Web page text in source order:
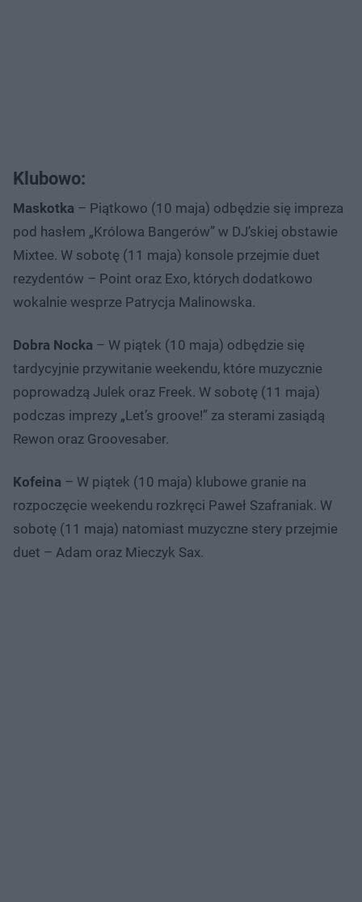
Klubowo:
Maskotka – Piątkowo (10 maja) odbędzie się impreza
pod hasłem „Królowa Bangerów” w DJ’skiej obstawie
Mixtee. W sobotę (11 maja) konsole przejmie duet
rezydentów – Point oraz Exo, których dodatkowo
wokalnie wesprze Patrycja Malinowska.
Dobra Nocka – W piątek (10 maja) odbędzie się
tardycyjnie przywitanie weekendu, które muzycznie
poprowadzą Julek oraz Freek. W sobotę (11 maja)
podczas imprezy „Let’s groove!” za sterami zasiądą
Rewon oraz Groovesaber.
Kofeina – W piątek (10 maja) klubowe granie na
rozpoczęcie weekendu rozkręci Paweł Szafraniak. W
sobotę (11 maja) natomiast muzyczne stery przejmie
duet – Adam oraz Mieczyk Sax.